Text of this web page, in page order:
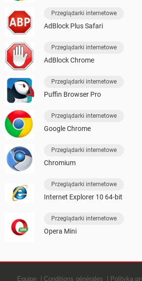
Przeglądarki internetowe
AdBlock Plus Safari
Przeglądarki internetowe
AdBlock Chrome
Przeglądarki internetowe
Puffin Browser Pro
Przeglądarki internetowe
Google Chrome
Przeglądarki internetowe
Chromium
Przeglądarki internetowe
Internet Explorer 10 64-bit
Przeglądarki internetowe
Opera Mini
Equipe Conditions générales Polityką